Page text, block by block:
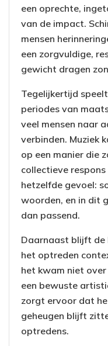
een oprechte,
van de impact.
mensen
een zorgvuldige,
gewicht dragen
Tegelijkertijd
periodes van
veel mensen naar
verbinden. Muziek
op een manier die
collectieve
hetzelfde gevoel:
woorden, en in dit
dan passend.
Daarnaast blijft de
het optreden
het kwam niet
een bewuste
zorgt ervoor dat
geheugen blijft
optredens.